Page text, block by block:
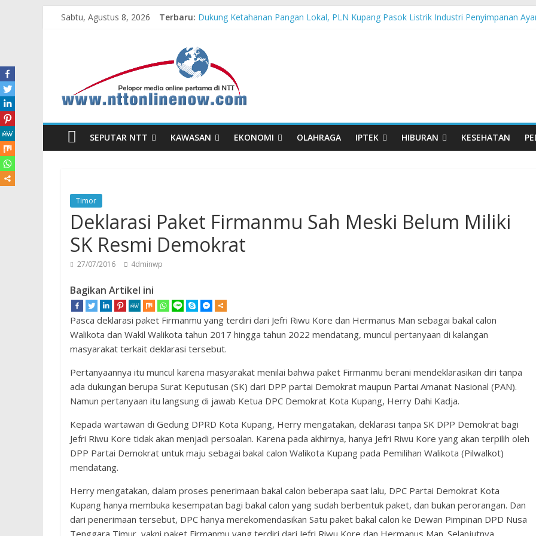
Sabtu, Agustus 8, 2026 Terbaru: Dukung Ketahanan Pangan Lokal, PLN Kupang Pasok Listrik Industri Penyimpanan
Teras Bank Indonesia Hadir di Belu, Bupati Willy : Terima Kasih BI Atas Kepeduliannya
Astra Honda Siap Lanjutkan Performa Positif di ARRC Mandalika 2026
SEPUTAR NTT KAWASAN EKONOMI OLAHRAGA IPTEK HIBURAN KESEHATAN
Timor
Deklarasi Paket Firmanmu Sah Meski Belum Miliki
SK Resmi Demokrat
27/07/2016 4dminwp
Bagikan Artikel ini
Pasca deklarasi paket Firmanmu yang terdiri dari Jefri Riwu Kore dan Hermanus Man sebagai bakal calon
Walikota dan Wakil Walikota tahun 2017 hingga tahun 2022 mendatang, muncul pertanyaan di kalangan
masyarakat terkait deklarasi tersebut.
Pertanyaannya itu muncul karena masyarakat menilai bahwa paket Firmanmu berani mendeklarasikan diri tanpa
ada dukungan berupa Surat Keputusan (SK) dari DPP partai Demokrat maupun Partai Amanat Nasional (PAN).
Namun pertanyaan itu langsung di jawab Ketua DPC Demokrat Kota Kupang, Herry Dahi Kadja.
Kepada wartawan di Gedung DPRD Kota Kupang, Herry mengatakan, deklarasi tanpa SK DPP Demokrat bagi
Jefri Riwu Kore tidak akan menjadi persoalan. Karena pada akhirnya, hanya Jefri Riwu Kore yang akan terpilih oleh
DPP Partai Demokrat untuk maju sebagai bakal calon Walikota Kupang pada Pemilihan Walikota (Pilwalkot)
mendatang.
Herry mengatakan, dalam proses penerimaan bakal calon beberapa saat lalu, DPC Partai Demokrat Kota
Kupang hanya membuka kesempatan bagi bakal calon yang sudah berbentuk paket, dan bukan perorangan. Dan
dari penerimaan tersebut, DPC hanya merekomendasikan Satu paket bakal calon ke Dewan Pimpinan DPD Nusa
Tenggara Timur, yakni paket Firmanmu yang terdiri dari Jefri Riwu Kore dan Hermanus Man. Selanjutnya,